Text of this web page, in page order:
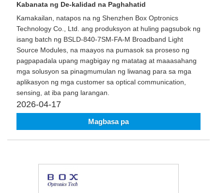
Kabanata ng De-kalidad na Paghahatid
Kamakailan, natapos na ng Shenzhen Box Optronics
Technology Co., Ltd. ang produksyon at huling pagsubok ng
isang batch ng BSLD-840-7SM-FA-M Broadband Light
Source Modules, na maayos na pumasok sa proseso ng
pagpapadala upang magbigay ng matatag at maaasahang
mga solusyon sa pinagmumulan ng liwanag para sa mga
aplikasyon ng mga customer sa optical communication,
sensing, at iba pang larangan.
2026-04-17
Magbasa pa